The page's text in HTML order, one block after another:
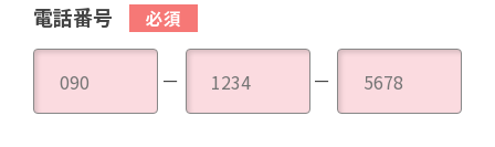
電話番号
－ －